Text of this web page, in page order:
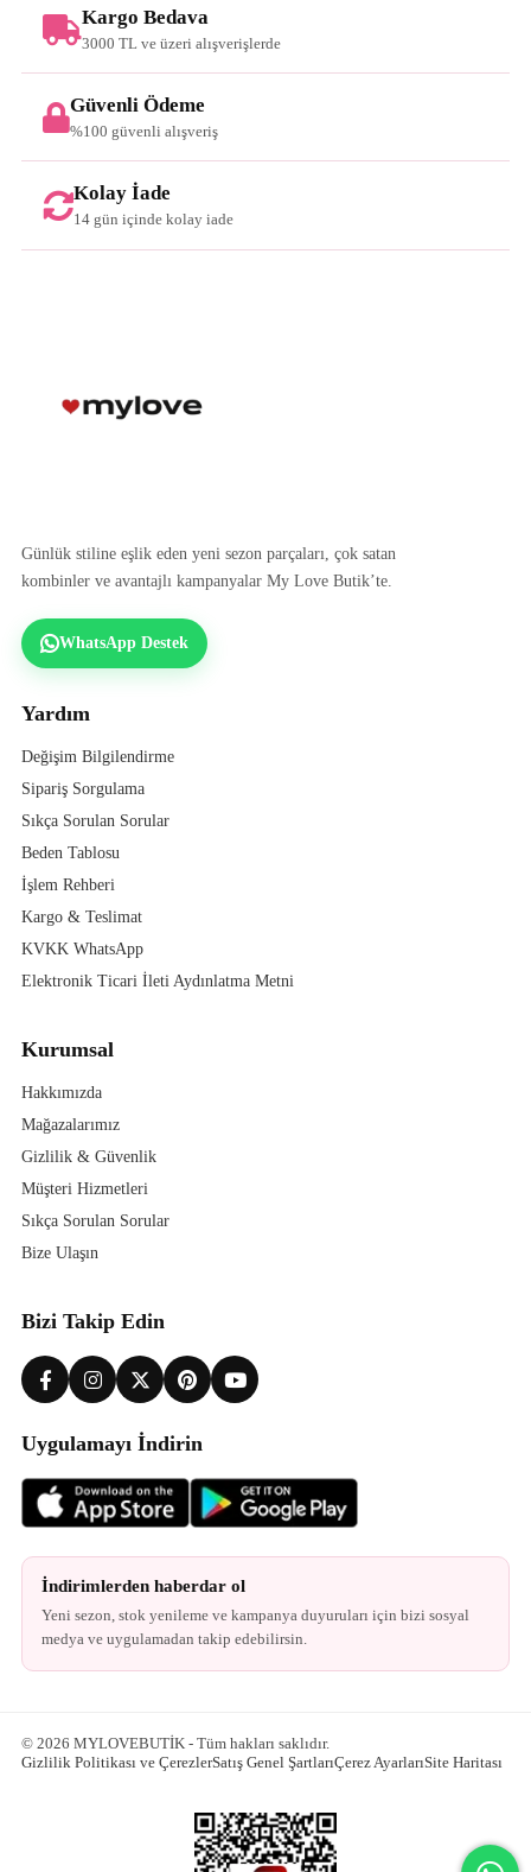
Kargo Bedava
3000 TL ve üzeri alışverişlerde
Güvenli Ödeme
%100 güvenli alışveriş
Kolay İade
14 gün içinde kolay iade
Günlük stiline eşlik eden yeni sezon parçaları, çok satan
kombinler ve avantajlı kampanyalar My Love Butik’te.
WhatsApp Destek
Yardım
Değişim Bilgilendirme
Sipariş Sorgulama
Sıkça Sorulan Sorular
Beden Tablosu
İşlem Rehberi
Kargo & Teslimat
KVKK WhatsApp
Elektronik Ticari İleti Aydınlatma Metni
Kurumsal
Hakkımızda
Mağazalarımız
Gizlilik & Güvenlik
Müşteri Hizmetleri
Sıkça Sorulan Sorular
Bize Ulaşın
Bizi Takip Edin
Uygulamayı İndirin
İndirimlerden haberdar ol
Yeni sezon, stok yenileme ve kampanya duyuruları için bizi sosyal
medya ve uygulamadan takip edebilirsin.
© 2026 MYLOVEBUTİK - Tüm hakları saklıdır.
Gizlilik Politikası ve ÇerezlerSatış Genel ŞartlarıÇerez AyarlarıSite Haritası